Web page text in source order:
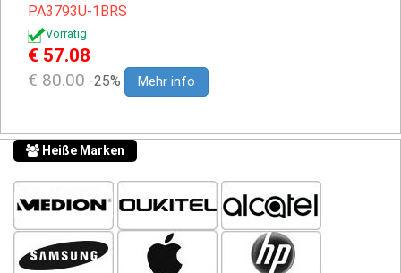
PA3793U-1BRS
Vorrätig
€ 57.08
€ 80.00 -25% Mehr info
Heiße Marken